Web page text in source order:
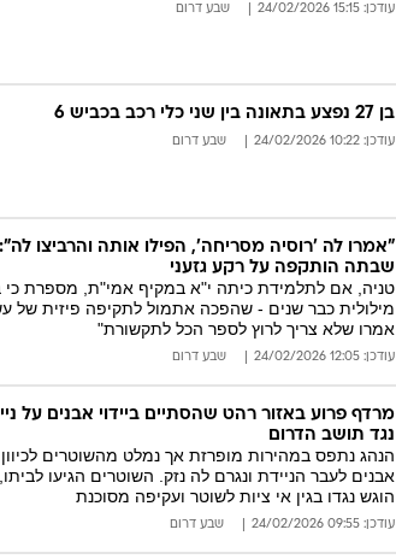
עודכן: 15:15 24/02/2026 שבע דרום
בן 27 נפצע בתאונה בין שני כלי רכב בכביש 6
עודכן: 10:22 24/02/2026 שבע דרום
"אמרו לה 'רוסיה מסריחה', הפילו אותה והרביצו
שבתה הותקפה על רקע גזעני
טניה, אם לתלמידת כיתה י"א במקיף אמי"ת, מספרת
מילולית כבר שנים - שהפכה אתמול לתקיפה פיזית של
אמרו שלא צריך לרוץ לספר הכל לתקשורת"
עודכן: 12:05 24/02/2026 שבע דרום
מרדף פרוע באזור רהט שהסתיים ביידוי אבנים על
נגד תושב הדרום
הנהג נתפס במהירות מופרזת אך נמלט מהשוטרים
אבנים לעבר הניידת ונגרם לה נזק. השוטרים הגיעו
הוגש נגדו בגין אי ציות לשוטר ועקיפה מסוכנת
עודכן: 09:55 24/02/2026 שבע דרום